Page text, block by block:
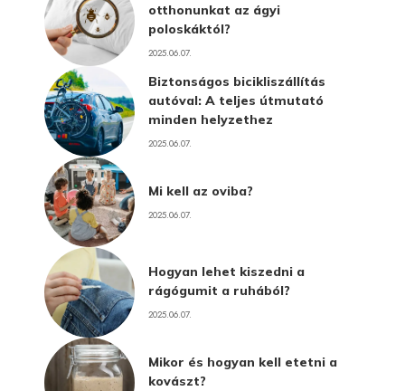
otthonunkat az ágyi
poloskáktól?
2025.06.07.
Biztonságos bicikliszállítás
autóval: A teljes útmutató
minden helyzethez
2025.06.07.
Mi kell az oviba?
2025.06.07.
Hogyan lehet kiszedni a
rágógumit a ruhából?
2025.06.07.
Mikor és hogyan kell etetni a
kovászt?